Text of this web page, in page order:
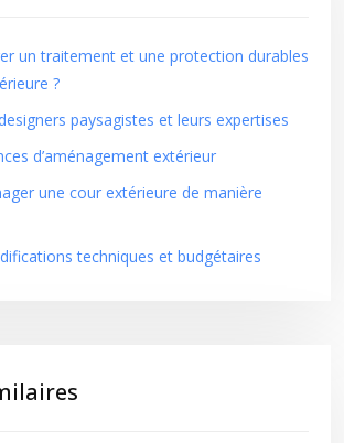
un traitement et une protection durables
?
paysagistes et leurs expertises
d’aménagement extérieur
une cour extérieure de manière
techniques et budgétaires